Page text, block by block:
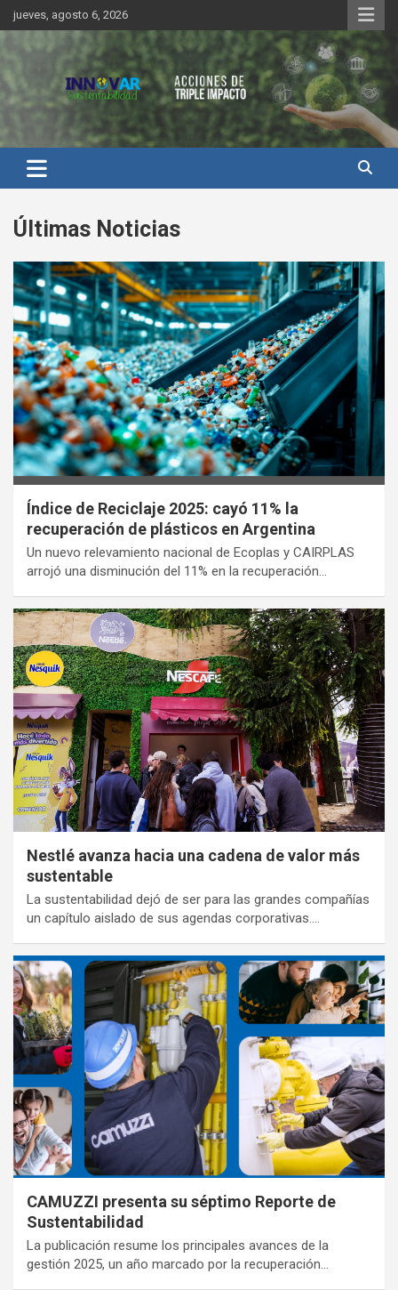
Saltar
al
contenido
jueves, agosto 6, 2026
Innovar Sustentabilidad
Últimas Noticias
Índice de Reciclaje 2025: cayó 11% la
recuperación de plásticos en Argentina
Un nuevo relevamiento nacional de Ecoplas y CAIRPLAS
arrojó una disminución del 11% en la recuperación…
Nestlé avanza hacia una cadena de valor más
sustentable
La sustentabilidad dejó de ser para las grandes compañías
un capítulo aislado de sus agendas corporativas.…
CAMUZZI presenta su séptimo Reporte de
Sustentabilidad
La publicación resume los principales avances de la
gestión 2025, un año marcado por la recuperación…